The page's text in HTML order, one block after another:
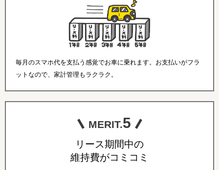
毎月のスマホ代を支払う感覚でお車に乗れます。お支払いがフラ
ットなので、家計管理もラクラク。
MERIT.5
リース期間中の
維持費がコミコミ